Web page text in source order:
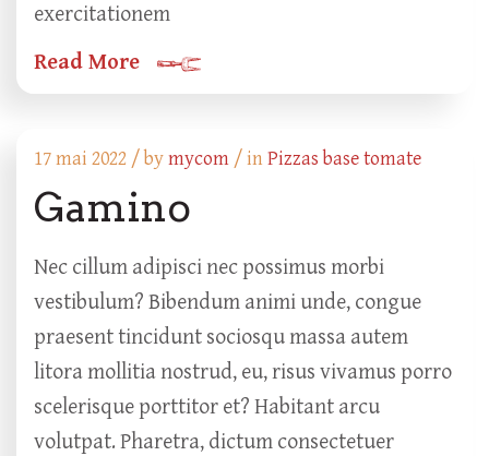
exercitationem
Read More
17 mai 2022 /bymycom / inPizzas base tomate
Gamino
Nec cillum adipisci nec possimus morbi
vestibulum? Bibendum animi unde, congue
praesent tincidunt sociosqu massa autem
litora mollitia nostrud, eu, risus vivamus porro
scelerisque porttitor et? Habitant arcu
volutpat. Pharetra, dictum consectetuer